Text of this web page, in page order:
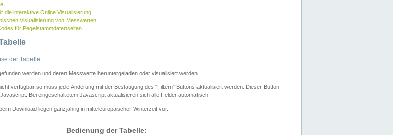
die interaktive Online Visualisierung
Visualisierung von Messwerten
für Pegelstammdatenseiten
der Tabelle
werden und deren Messwerte heruntergeladen oder visualisiert werden.
verfügbar so muss jede Änderung mit der Bestätigung des "Filtern" Buttons aktualisiert werden. Dieser Button
Bei eingeschaltetem Javascript aktualisieren sich alle Felder automatisch.
Download liegen ganzjährig in mitteleuropäischer Winterzeit vor.
Bedienung der Tabelle: